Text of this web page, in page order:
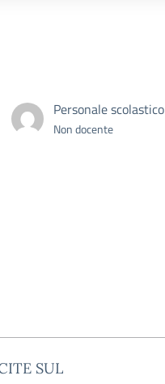
Personale scolastico
Non docente
SUL